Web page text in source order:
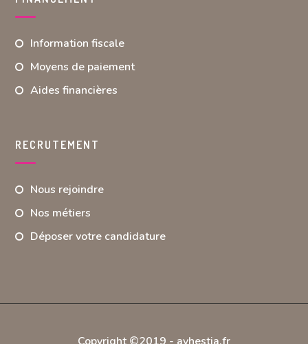
Information fiscale
Moyens de paiement
Aides financières
RECRUTEMENT
Nous rejoindre
Nos métiers
Déposer votre candidature